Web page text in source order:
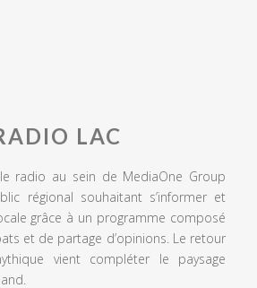
LAC
radio au sein de MediaOne Group
régional souhaitant s’informer et
grâce à un programme composé
et de partage d’opinions. Le retour
vient compléter le paysage